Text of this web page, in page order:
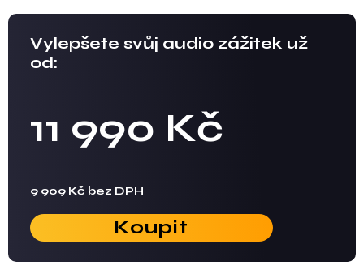
Vylepšete svůj audio zážitek už
od:
11 990 Kč
9 909 Kč bez DPH
Koupit